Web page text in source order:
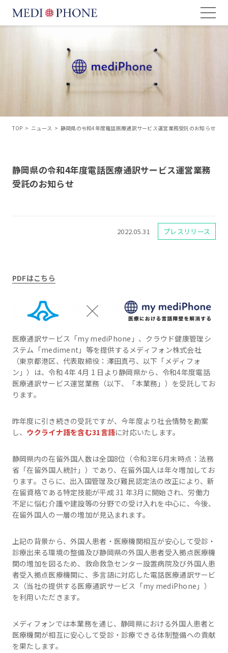
TOP > ニュース > 静岡県の令和4年度電話医療通訳サービス運営業務受託のお知らせ
静岡県の令和4年度電話医療通訳サービス運営業務
受託のお知らせ
2022.05.31 プレスリリース
PDFはこちら
医療通訳サービス「my mediPhone」、クラウド健康管理シ
ステム「mediment」等を提供するメディフォン株式会社
（東京都港区、代表取締役：澤田真弓、以下「メディフォ
ン」）は、令和 4年 4月 1 日より静岡県から、令和4年度電話
医療通訳サービス運営業務（以下、「本業務」）を受託してお
ります。
昨年度に引き続きの受託ですが、今年度より社会情勢を勘案
し、 ウクライナ語を含む31言語に対応いたします。
静岡県内の在留外国人数は全国8位（令和3年6月末時点：法務
省「在留外国人統計」）であり、在留外国人は年々増加してお
ります。さらに、出入国管理及び難民認定法の改正により、新
在留資格である特定技能が平成 31 年3月に開始され、労働力
不足に悩む介護や建設等の分野での受け入れを中心に、今後、
在留外国人の一層の増加が見込まれます。
上記の背景から、外国人患者・医療機関相互が安心して受診・
診療出来る環境の整備及び静岡県の外国人患者受入拠点医療機
関の増加を図るため、救命救急センター設置病院及び外国人患
者受入拠点医療機関に、多言語に対応した電話医療通訳サービ
ス（当社の提供する医療通訳サービス「my mediPhone」）
を利用いただきます。
メディフォンでは本業務を通じ、静岡県における外国人患者と
医療機関が相互に安心して受診・診療できる体制整備への貢献
を果たします。